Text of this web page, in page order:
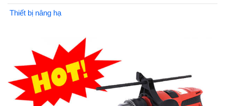
Thiết bị nâng hạ